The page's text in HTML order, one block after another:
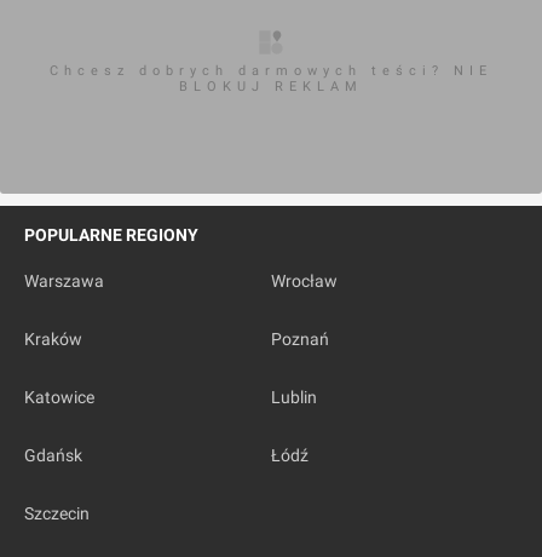
Chcesz dobrych darmowych teści? NIE
BLOKUJ REKLAM
POPULARNE REGIONY
Warszawa Wrocław
Kraków Poznań
Katowice Lublin
Gdańsk Łódź
Szczecin